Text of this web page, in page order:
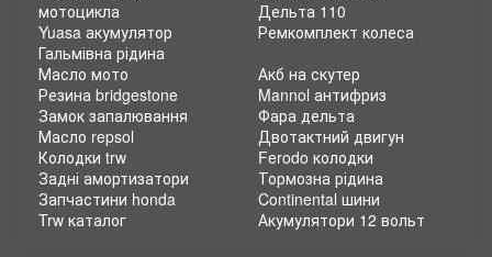
мотоцикла
Yuasa акумулятор
Гальмівна рідина
Дельта 110
Ремкомплект колеса
Масло мото
Резина bridgestone
Замок запалювання
Масло repsol
Колодки trw
Задні амортизатори
Запчастини honda
Trw каталог
Акб на скутер
Mannol антифриз
Фара дельта
Двотактний двигун
Ferodo колодки
Тормозна рідина
Continental шини
Акумулятори 12 вольт